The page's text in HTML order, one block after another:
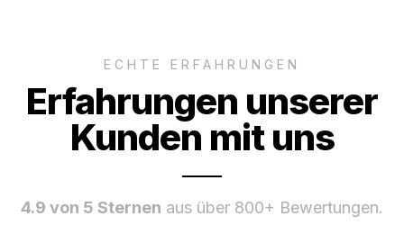
ECHTE ERFAHRUNGEN
Erfahrungen unserer
Kunden mit uns
4.9 von 5 Sternen aus über 800+ Bewertungen.